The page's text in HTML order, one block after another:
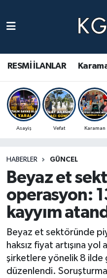
RESMİ İLANLAR
Asayiş Vefat Karaman
HABERLER GÜNCEL
Beyaz et
operasyon:
kayyım
Beyaz et sektöründe
haksız fiyat artışına yol
şirketlere yönelik 8 ilde
düzenlendi.
Gündem Haberleri
Güncel Haberler
Spor Haberleri
Ulusal Haberler
Vefat Edenler